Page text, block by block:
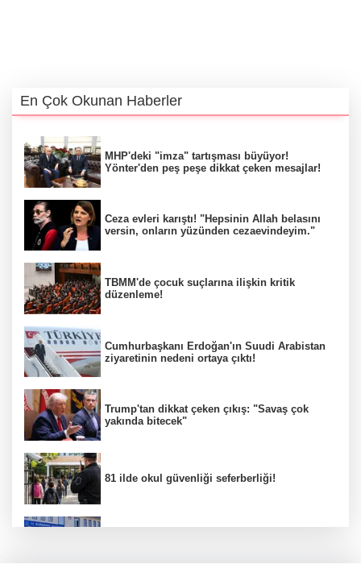
En Çok Okunan Haberler
MHP'deki "imza" tartışması büyüyor!
Yönter'den peş peşe dikkat çeken mesajlar!
Ceza evleri karıştı! "Hepsinin Allah belasını
versin, onların yüzünden cezaevindeyim."
TBMM'de çocuk suçlarına ilişkin kritik
düzenleme!
Cumhurbaşkanı Erdoğan'ın Suudi Arabistan
ziyaretinin nedeni ortaya çıktı!
Trump'tan dikkat çeken çıkış: "Savaş çok
yakında bitecek"
81 ilde okul güvenliği seferberliği!